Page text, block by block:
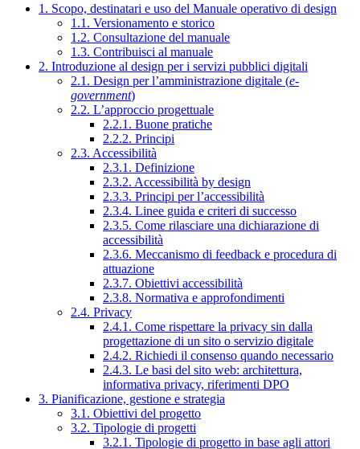
1. Scopo, destinatari e uso del Manuale operativo di design
1.1. Versionamento e storico
1.2. Consultazione del manuale
1.3. Contribuisci al manuale
2. Introduzione al design per i servizi pubblici digitali
2.1. Design per l’amministrazione digitale (e-
government)
2.2. L’approccio progettuale
2.2.1. Buone pratiche
2.2.2. Principi
2.3. Accessibilità
2.3.1. Definizione
2.3.2. Accessibilità by design
2.3.3. Principi per l’accessibilità
2.3.4. Linee guida e criteri di successo
2.3.5. Come rilasciare una dichiarazione di
accessibilità
2.3.6. Meccanismo di feedback e procedura di
attuazione
2.3.7. Obiettivi accessibilità
2.3.8. Normativa e approfondimenti
2.4. Privacy
2.4.1. Come rispettare la privacy sin dalla
progettazione di un sito o servizio digitale
2.4.2. Richiedi il consenso quando necessario
2.4.3. Le basi del sito web: architettura,
informativa privacy, riferimenti DPO
3. Pianificazione, gestione e strategia
3.1. Obiettivi del progetto
3.2. Tipologie di progetti
3.2.1. Tipologie di progetto in base agli attori